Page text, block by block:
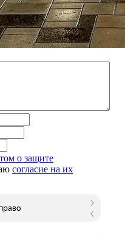
о защите
согласие на их